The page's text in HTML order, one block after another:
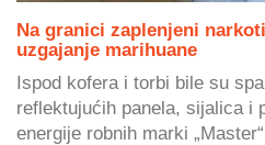
Na granici zaplenjeni
uzgajanje marihuane
Ispod kofera i torbi bile su
reflektujućih panela, sijalica i
energije robnih marki